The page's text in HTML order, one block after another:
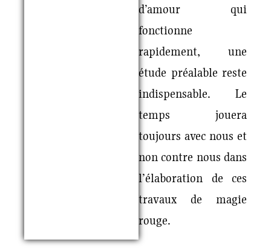
d’amour qui
fonctionne
rapidement, une
étude préalable reste
indispensable. Le
temps jouera
toujours avec nous et
non contre nous dans
l’élaboration de ces
travaux de magie
rouge.